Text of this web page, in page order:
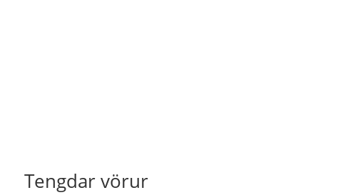
Tengdar vörur